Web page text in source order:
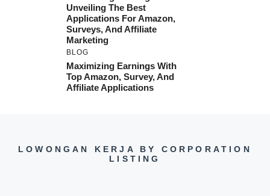
Unveiling The Best
Applications For Amazon,
Surveys, And Affiliate
Marketing
BLOG
Maximizing Earnings With
Top Amazon, Survey, And
Affiliate Applications
LOWONGAN KERJA BY CORPORATION
LISTING